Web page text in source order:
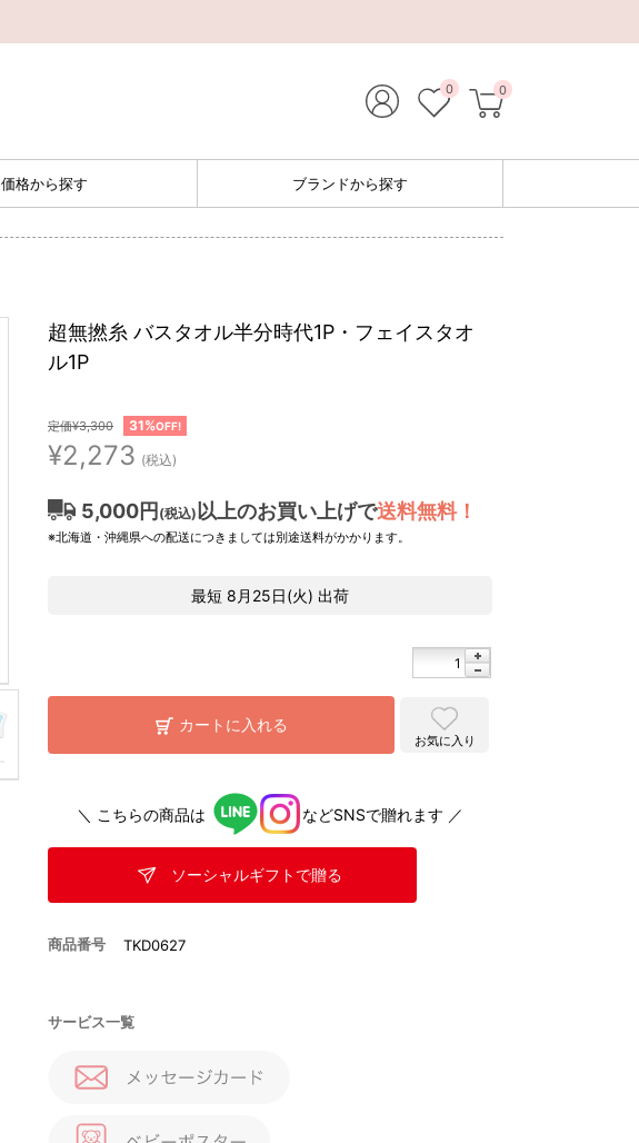
0 0
価格から探す ブランドから探す
超無撚糸 バスタオル半分時代1P・フェイスタオ
ル1P
定価¥3,300 31%OFF!
¥2,273 (税込)
5,000円 (税込) 以上のお買い上げで送料無料！
※北海道・沖縄県への配送につきましては別途送料がかかります。
最短 8月25日(火) 出荷
カートに入れる
お気に入り
＼ こちらの商品は などSNSで贈れます ／
ソーシャルギフトで贈る
商品番号 TKD0627
サービス一覧